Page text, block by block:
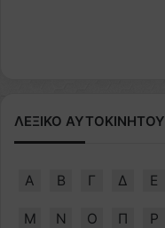
ΛΕΞΙΚΟ ΑΥΤΟΚΙΝΗΤΟΥ
Α Β Γ Δ Ε
Μ Ν Ο Π Ρ